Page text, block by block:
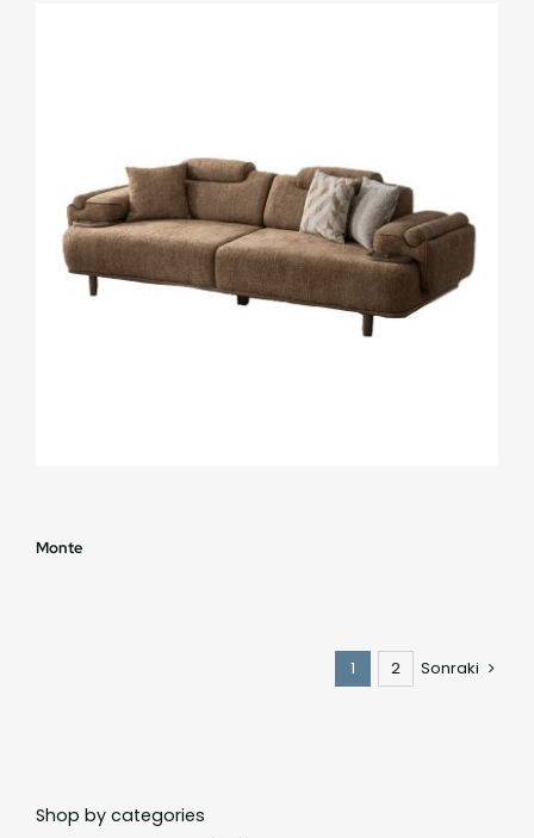
Monte
1 2 Sonraki
Shop by categories